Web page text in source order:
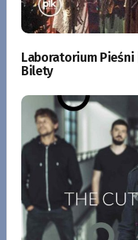
Laboratorium Pieśni
Bilety